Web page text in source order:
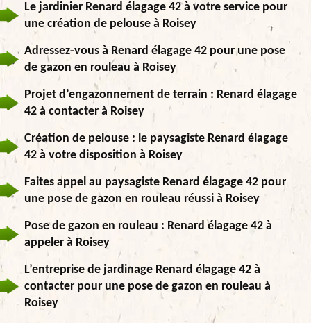
Le jardinier Renard élagage 42 à votre service pour
une création de pelouse à Roisey
Adressez-vous à Renard élagage 42 pour une pose
de gazon en rouleau à Roisey
Projet d’engazonnement de terrain : Renard élagage
42 à contacter à Roisey
Création de pelouse : le paysagiste Renard élagage
42 à votre disposition à Roisey
Faites appel au paysagiste Renard élagage 42 pour
une pose de gazon en rouleau réussi à Roisey
Pose de gazon en rouleau : Renard élagage 42 à
appeler à Roisey
L’entreprise de jardinage Renard élagage 42 à
contacter pour une pose de gazon en rouleau à
Roisey